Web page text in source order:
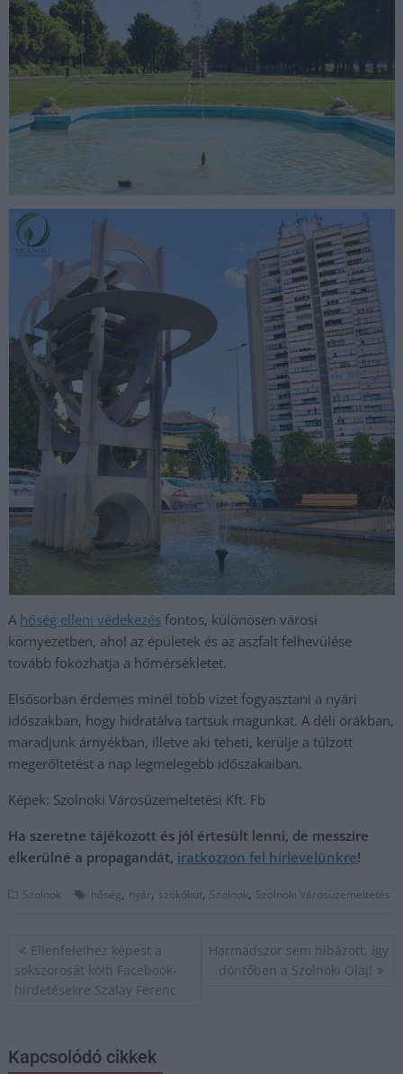
A hőség elleni védekezés fontos, különösen városi
környezetben, ahol az épületek és az aszfalt felhevülése
tovább fokozhatja a hőmérsékletet.
Elsősorban érdemes minél több vizet fogyasztani a nyári
időszakban, hogy hidratálva tartsuk magunkat. A déli órákban,
maradjunk árnyékban, illetve aki teheti, kerülje a túlzott
megerőltetést a nap legmelegebb időszakaiban.
Képek: Szolnoki Városüzemeltetési Kft. Fb
Ha szeretne tájékozott és jól értesült lenni, de messzire
elkerülné a propagandát, iratkozzon fel hírlevelünkre!
Szolnok hőség, nyár, szökőkút, Szolnok, Szolnoki Városüzemeltetés
Bejegyzés
navigáció
Ellenfeleihez képest a
sokszorosát költi Facebook-
hirdetésekre Szalay Ferenc
Harmadszor sem hibázott, így
döntőben a Szolnoki Olaj!
Kapcsolódó cikkek